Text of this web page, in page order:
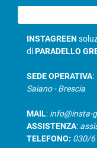
INSTAGREEN
diPARADELLO
SEDE OPERATIVA:
Saiano - Brescia
MAIL: info@insta-
ASSISTENZA:
TELEFONO: 030/